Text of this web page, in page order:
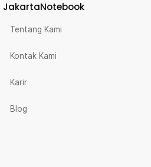
JakartaNotebook
Tentang Kami
Kontak Kami
Karir
Blog